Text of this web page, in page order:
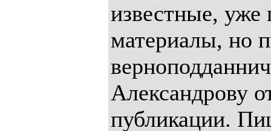
известные, уже
материалы, но
Александрову
публикации.